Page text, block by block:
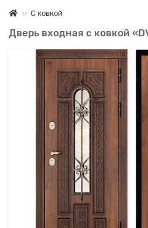
С ковкой
Дверь входная с ковкой